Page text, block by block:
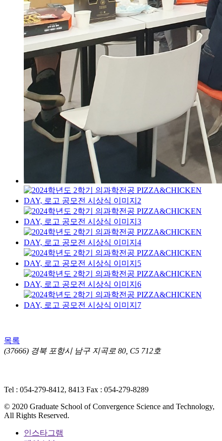
목록
(37666) 경북 포항시 남구 지곡로 80, C5 712호
Tel : 054-279-8412, 8413 Fax : 054-279-8289
© 2020 Graduate School of Convergence Science and Technology,
All Rights Reserved.
인스타그램